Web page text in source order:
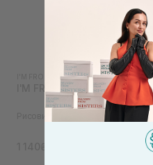
I'M FROM RICE
I'M FROM Rice Toner 150 мл
Рисовий зволожуючий тонер